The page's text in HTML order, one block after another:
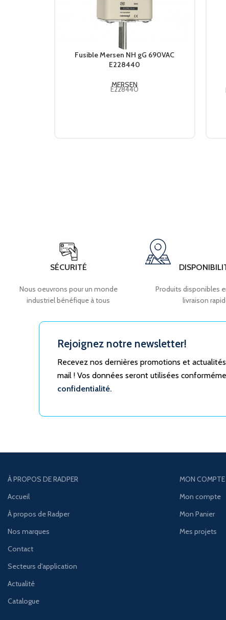
Fusible Mersen NH gG 690VAC
E228440
MERSEN
E228440
SÉCURITÉ
Nous oeuvrons pour un monde
industriel bénéfique à tous
Produits disponibles
livraison
Rejoignez notre newsletter!
Recevez nos dernières promotions et
mail ! Vos données seront utilisées
confidentialité.
À PROPOS DE RADPER
Accueil
À propos de Radper
Nos marques
Contact
Secteurs d'application
Actualité
Catalogue
MON COMPTE
Mon compte
Mon Panier
Mes projets